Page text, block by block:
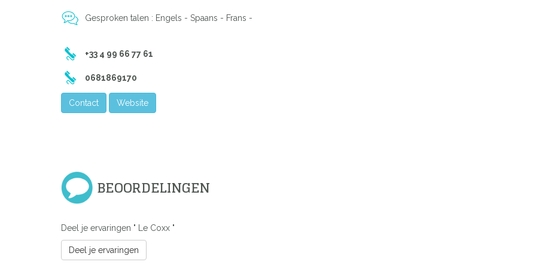
Gesproken talen : Engels - Spaans - Frans -
+33 4 99 66 77 61
0681869170
Contact Website
BEOORDELINGEN
Deel je ervaringen " Le Coxx "
Deel je ervaringen